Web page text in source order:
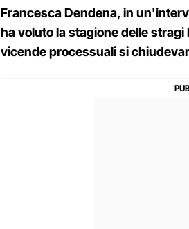
Francesca Dendena, in
ha voluto la stagione delle
vicende processuali si